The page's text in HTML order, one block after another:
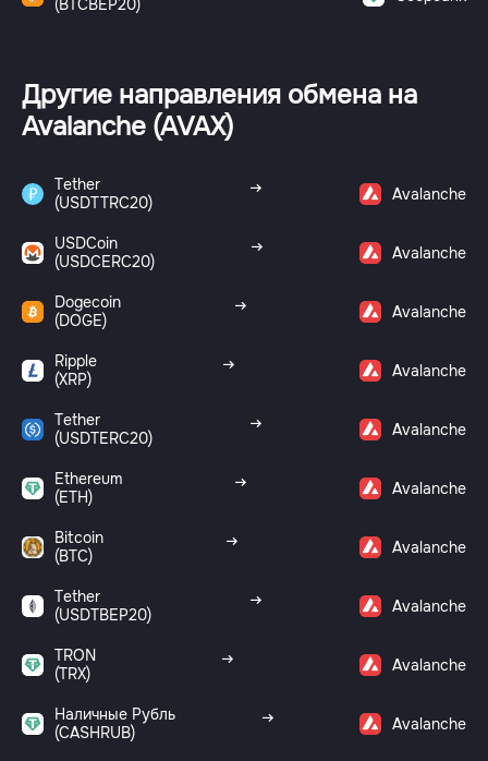
(BTCBEP20)
Другие направления обмена на
Avalanche (AVAX)
Tether
(USDTTRC20)
Avalanche
USDCoin
(USDCERC20)
Avalanche
Dogecoin
(DOGE)
Avalanche
Ripple
(XRP)
Avalanche
Tether
(USDTERC20)
Avalanche
Ethereum
(ETH)
Avalanche
Bitcoin
(BTC)
Avalanche
Tether
(USDTBEP20)
Avalanche
TRON
(TRX)
Avalanche
Наличные Рубль
(CASHRUB)
Avalanche